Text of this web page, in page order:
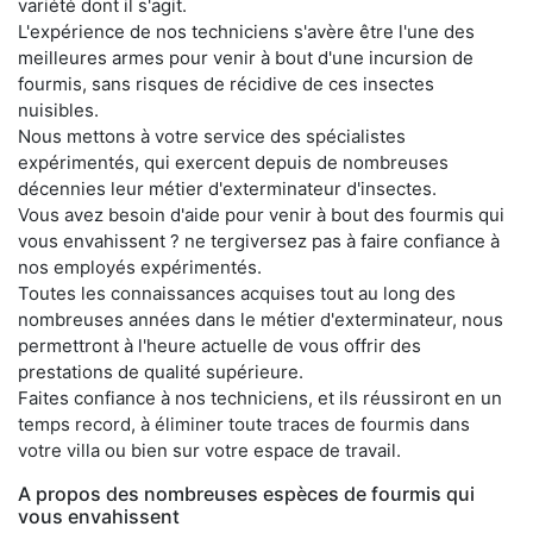
variété dont il s'agit.
L'expérience de nos techniciens s'avère être l'une des
meilleures armes pour venir à bout d'une incursion de
fourmis, sans risques de récidive de ces insectes
nuisibles.
Nous mettons à votre service des spécialistes
expérimentés, qui exercent depuis de nombreuses
décennies leur métier d'exterminateur d'insectes.
Vous avez besoin d'aide pour venir à bout des fourmis qui
vous envahissent ? ne tergiversez pas à faire confiance à
nos employés expérimentés.
Toutes les connaissances acquises tout au long des
nombreuses années dans le métier d'exterminateur, nous
permettront à l'heure actuelle de vous offrir des
prestations de qualité supérieure.
Faites confiance à nos techniciens, et ils réussiront en un
temps record, à éliminer toute traces de fourmis dans
votre villa ou bien sur votre espace de travail.
A propos des nombreuses espèces de fourmis qui
vous envahissent